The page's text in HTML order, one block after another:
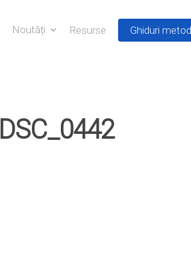
Noutăți Resurse Ghiduri
DSC_0442